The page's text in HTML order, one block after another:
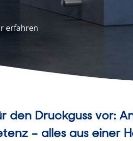
erfahren
den Druckguss vor:
– alles aus einer